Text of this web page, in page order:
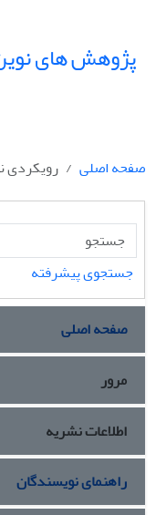
پژوهش های
صفحه اصلی رویکردی
جستجوی پیشرفته
صفحه اصلی
مرور
اطلاعات نشریه
راهنمای نویسندگان